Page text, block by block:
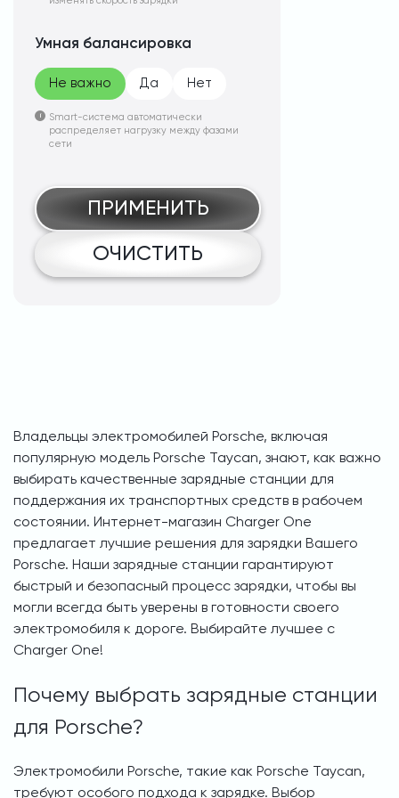
Умная балансировка
Не важно Да Нет
Smart-система автоматически
распределяет нагрузку между фазами
сети
ПРИМЕНИТЬ
ОЧИСТИТЬ
Владельцы электромобилей Porsche, включая
популярную модель Porsche Taycan, знают, как важно
выбирать качественные зарядные станции для
поддержания их транспортных средств в рабочем
состоянии. Интернет-магазин Charger One
предлагает лучшие решения для зарядки Вашего
Porsche. Наши зарядные станции гарантируют
быстрый и безопасный процесс зарядки, чтобы вы
могли всегда быть уверены в готовности своего
электромобиля к дороге. Выбирайте лучшее с
Charger One!
Почему выбрать зарядные станции
для Porsche?
Электромобили Porsche, такие как Porsche Taycan,
требуют особого подхода к зарядке. Выбор